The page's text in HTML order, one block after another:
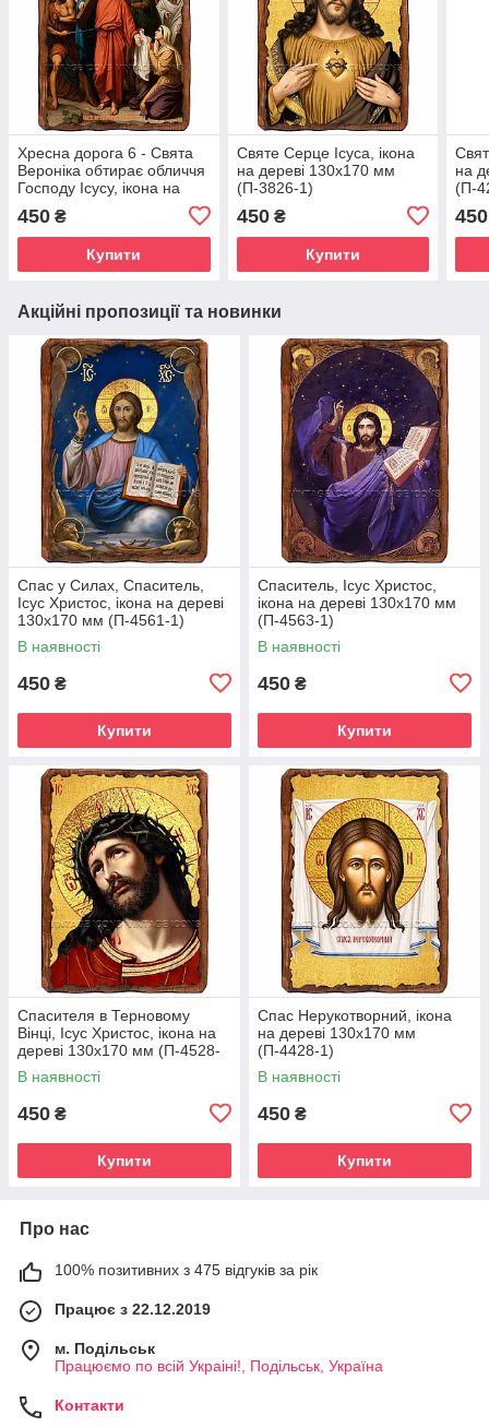
Хресна дорога 6 - Свята
Вероніка обтирає обличчя
Господу Ісусу, ікона на
(П-3835-1)
450 ₴
Купити
Святе Серце Ісуса, ікона
на дереві 130х170 мм
(П-3826-1)
450₴
Купити
на
(П-
450
Акційні пропозиції та новинки
Спас у Силах, Спаситель,
Ісус Христос, ікона на дереві
130х170 мм (П-4561-1)
В наявності
450 ₴
Купити
Спаситель, Ісус Христос,
ікона на дереві 130х170 мм
(П-4563-1)
В наявності
450 ₴
Купити
Спасителя в Терновому
Вінці, Ісус Христос, ікона на
дереві 130х170 мм (П-4528-
1)
В наявності
450 ₴
Купити
Спас Нерукотворний, ікона
на дереві 130х170 мм
(П-4428-1)
В наявності
450 ₴
Купити
Про нас
100% позитивних з 475 відгуків за рік
Працює з 22.12.2019
м. Подільськ
Працюємо по всій Украіні!, Подільськ, Україна
Контакти